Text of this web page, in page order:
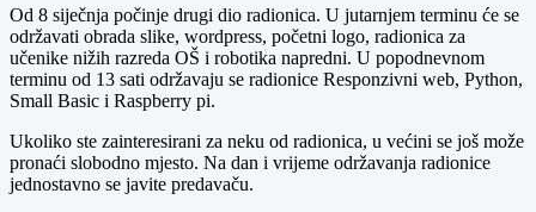
Od 8 siječnja počinje drugi dio radionica. U jutarnjem terminu će se
održavati obrada slike, wordpress, početni logo, radionica za
učenike nižih razreda OŠ i robotika napredni. U popodnevnom
terminu od 13 sati održavaju se radionice Responzivni web, Python,
Small Basic i Raspberry pi.
Ukoliko ste zainteresirani za neku od radionica, u većini se još može
pronaći slobodno mjesto. Na dan i vrijeme održavanja radionice
jednostavno se javite predavaču.